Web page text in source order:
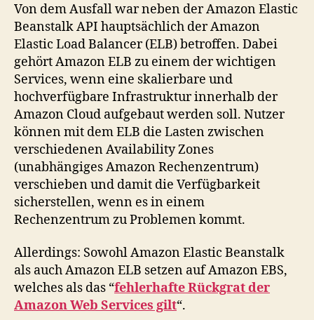
Von dem Ausfall war neben der Amazon Elastic
Beanstalk API hauptsächlich der Amazon
Elastic Load Balancer (ELB) betroffen. Dabei
gehört Amazon ELB zu einem der wichtigen
Services, wenn eine skalierbare und
hochverfügbare Infrastruktur innerhalb der
Amazon Cloud aufgebaut werden soll. Nutzer
können mit dem ELB die Lasten zwischen
verschiedenen Availability Zones
(unabhängiges Amazon Rechenzentrum)
verschieben und damit die Verfügbarkeit
sicherstellen, wenn es in einem
Rechenzentrum zu Problemen kommt.
Allerdings: Sowohl Amazon Elastic Beanstalk
als auch Amazon ELB setzen auf Amazon EBS,
welches als das “fehlerhafte Rückgrat der
Amazon Web Services gilt“.